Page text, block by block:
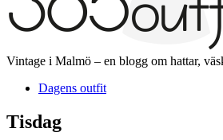
Vintage i Malmö – en blogg om hattar,
Dagens outfit
Tisdag